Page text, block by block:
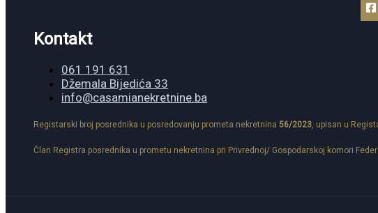
Kontakt
061 191 631
Džemala Bijedića 33
info@casamianekretnine.ba
Registarski broj posrednika u posredovanju prometa nekretnina 56/2023 , upisan u
Član Registra posrednika u prometu nekretnina pri Privrednoj/ Gospodarskoj komori